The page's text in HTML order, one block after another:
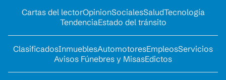
Cartas del lectorOpinionSocialesSaludTecnología
TendenciaEstado del tránsito
ClasificadosInmueblesAutomotoresEmpleosServicios
Avisos Fúnebres y MisasEdictos